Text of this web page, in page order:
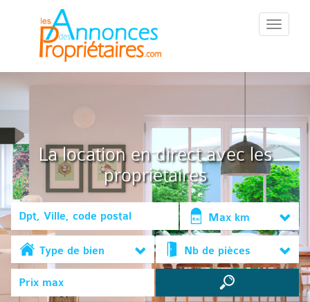
::Menu::
La location en direct avec les
propriétaires
Max km
Type de bien Nb de pièces